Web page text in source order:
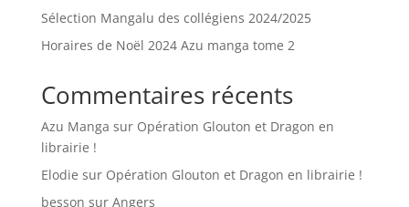
Sélection Mangalu des collégiens 2024/2025
Horaires de Noël 2024 Azu manga tome 2
Commentaires récents
Azu Manga sur Opération Glouton et Dragon en
librairie !
Elodie sur Opération Glouton et Dragon en librairie !
besson sur Angers